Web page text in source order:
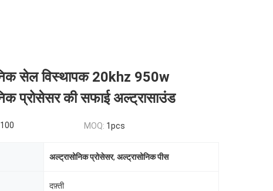
सेल विस्थापक 20khz 950w
प्रोसेसर की सफाई अल्ट्रासाउंड
MOQ: 1pcs
अल्ट्रासोनिक प्रोसेसर, अल्ट्रासोनिक पीस
दफ़्ती